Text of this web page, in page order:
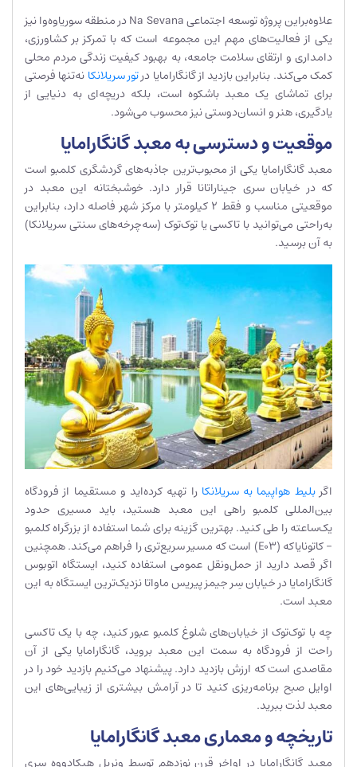
علاوه‌براین پروژه توسعه اجتماعی Na Sevana در منطقه سوریاوه‌وا نیز
یکی از فعالیت‌های مهم این مجموعه است که با تمرکز بر کشاورزی،
دامداری و ارتقای سلامت جامعه، به بهبود کیفیت زندگی مردم محلی
کمک می‌کند. بنابراین بازدید از گانگارامایا درتور سریلانکا نه‌تنها فرصتی
برای تماشای یک معبد باشکوه است، بلکه دریچه‌ای به دنیایی از
یادگیری، هنر و انسان‌دوستی نیز محسوب می‌شود.
موقعیت و دسترسی به معبد گانگارامایا
معبد گانگارامایا یکی از محبوب‌ترین جاذبه‌های گردشگری کلمبو است
که در خیابان سری جیناراتانا قرار دارد. خوشبختانه این معبد در
موقعیتی مناسب و فقط ۲ کیلومتر با مرکز شهر فاصله دارد، بنابراین
به‌راحتی می‌توانید با تاکسی یا توک‌توک (سه‌چرخه‌های سنتی سریلانکا)
به آن برسید.
اگربلیط هواپیما به سریلانکا را تهیه کرده‌اید و مستقیما از فرودگاه
بین‌المللی کلمبو راهی این معبد هستید، باید مسیری حدود
یک‌ساعته را طی کنید. بهترین گزینه برای شما استفاده از بزرگراه کلمبو
– کاتونایاکه (E03) است که مسیر سریع‌تری را فراهم می‌کند. همچنین
اگر قصد دارید از حمل‌ونقل عمومی استفاده کنید، ایستگاه اتوبوس
گانگارامایا در خیابان سِر جیمز پیریس ماواتا نزدیک‌ترین ایستگاه به این
معبد است.
چه با توک‌توک از خیابان‌های شلوغ کلمبو عبور کنید، چه با یک تاکسی
راحت از فرودگاه به سمت این معبد بروید، گانگارامایا یکی از آن
مقاصدی است که ارزش بازدید دارد. پیشنهاد می‌کنیم بازدید خود را در
اوایل صبح برنامه‌ریزی کنید تا در آرامش بیشتری از زیبایی‌های این
معبد لذت ببرید.
تاریخچه و معماری معبد گانگارامایا
معبد گانگارامایا در اواخر قرن نوزدهم توسط ونِرِبِل هیکادووه سری